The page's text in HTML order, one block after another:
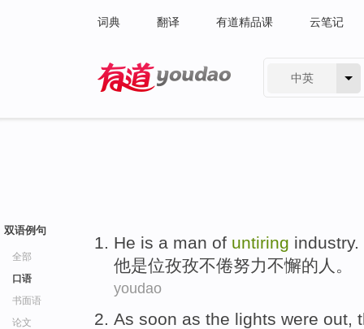
词典 翻译 有道精品课 云笔记
中英
双语例句
全部
口语
书面语
论文
He is a man of untiring industry.
他是位孜孜不倦努力不懈的 人 。
youdao
As soon as the lights were out,